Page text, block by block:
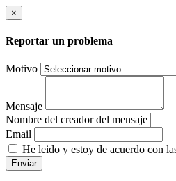
×
Reportar un problema
Motivo
Mensaje
Nombre del creador del mensaje
Email
He leido y estoy de acuerdo con
Enviar